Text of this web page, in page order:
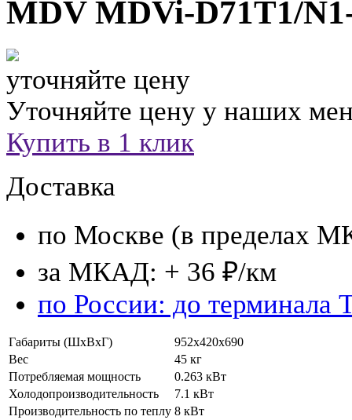
MDV MDVi-D71T1/
уточняйте цену
Уточняйте цену у наших
Купить в 1 клик
Доставка
по Москве (в пределах
за МКАД: + 36 ₽/км
по России: до терминала
Габариты (ШхВхГ)
952х420х690
Вес
45 кг
Потребляемая мощность
0.263 кВт
Холодопроизводительность
7.1 кВт
Производительность по теплу 8 кВт